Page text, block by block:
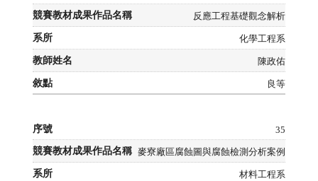
反應工程基礎觀念解析
化學工程系
陳政佑
良等
35
麥寮廠區腐蝕圖與腐蝕檢測分析案例
材料工程系